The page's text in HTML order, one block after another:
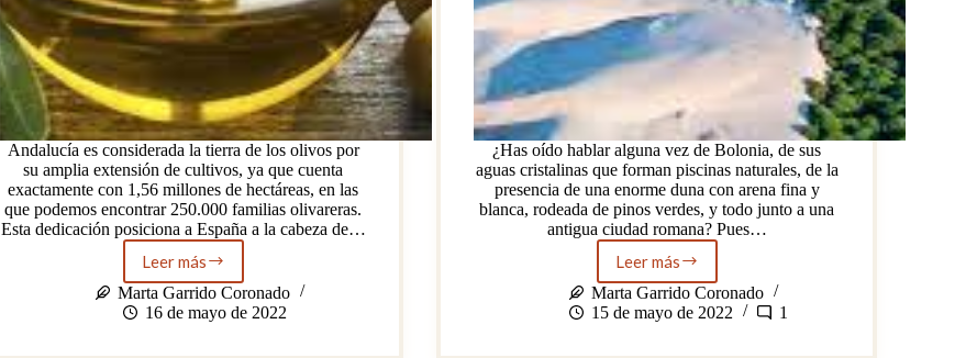
Andalucía es considerada la tierra de los olivos por
su amplia extensión de cultivos, ya que cuenta
exactamente con 1,56 millones de hectáreas, en las
que podemos encontrar 250.000 familias olivareras.
Esta dedicación posiciona a España a la cabeza de…
Leer más
El
oro
líquido
Marta Garrido Coronado
16 de mayo de 2022
¿Has oído hablar alguna vez de Bolonia, de sus
aguas cristalinas que forman piscinas naturales, de la
presencia de una enorme duna con arena fina y
blanca, rodeada de pinos verdes, y todo junto a una
antigua ciudad romana? Pues…
Leer másBolonia,
una
playa
Marta Garrido Coronado
15 de mayo de 2022
1